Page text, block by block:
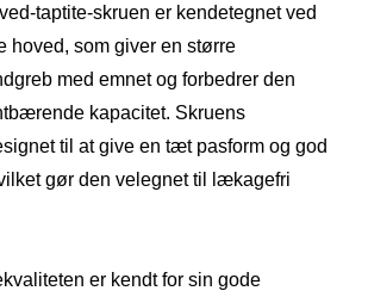
taptite-skruen er kendetegnet ved
hoved, som giver en større
med emnet og forbedrer den
kapacitet. Skruens
til at give en tæt pasform og god
gør den velegnet til lækagefri
er kendt for sin gode